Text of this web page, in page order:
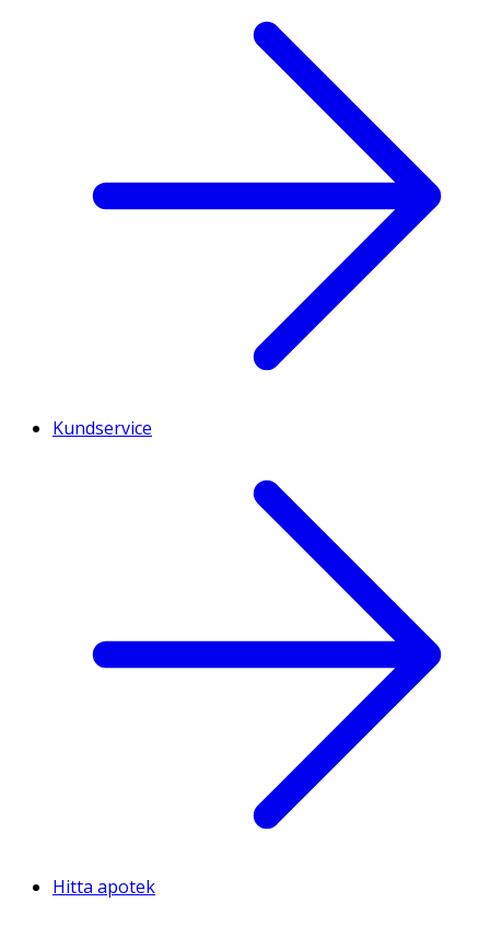
Kundservice
Hitta apotek